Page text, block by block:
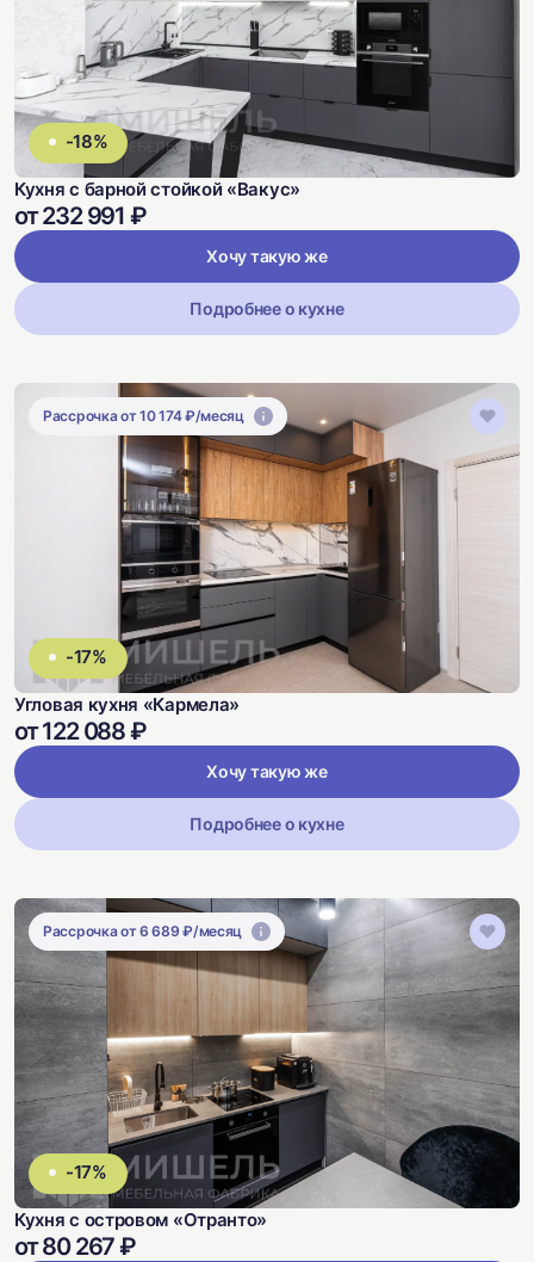
-18%
Кухня с барной стойкой «Вакус»
от 232 991 ₽
Хочу такую же
Подробнее о кухне
Рассрочка от 10 174 ₽/месяц
-17%
Угловая кухня «Кармела»
от 122 088 ₽
Хочу такую же
Подробнее о кухне
Рассрочка от 6 689 ₽/месяц
-17%
Кухня с островом «Отранто»
от 80 267 ₽